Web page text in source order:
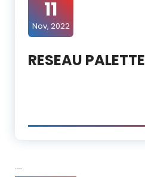
11
Nov, 2022
RESEAU PALETTE
0 Comments